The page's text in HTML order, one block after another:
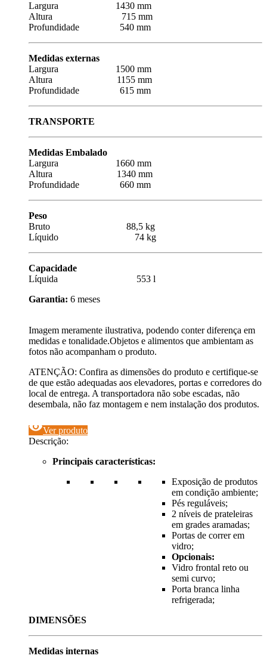
Largura 1430 mm
Altura 715 mm
Profundidade 540 mm
Medidas externas
Largura 1500 mm
Altura 1155 mm
Profundidade 615 mm
TRANSPORTE
Medidas Embalado
Largura 1660 mm
Altura 1340 mm
Profundidade 660 mm
Peso
Bruto 88,5 kg
Líquido 74 kg
Capacidade
Líquida 553 l
Garantia: 6 meses
Imagem meramente ilustrativa, podendo conter diferença em
medidas e tonalidade.Objetos e alimentos que ambientam as
fotos não acompanham o produto.
ATENÇÃO: Confira as dimensões do produto e certifique-se
de que estão adequadas aos elevadores, portas e corredores do
local de entrega. A transportadora não sobe escadas, não
desembala, não faz montagem e nem instalação dos produtos.
visibilityVer produto
Descrição:
Principais características:
Exposição de produtos
em condição ambiente;
Pés reguláveis;
2 níveis de prateleiras
em grades aramadas;
Portas de correr em
vidro;
Opcionais:
Vidro frontal reto ou
semi curvo;
Porta branca linha
refrigerada;
DIMENSÕES
Medidas internas